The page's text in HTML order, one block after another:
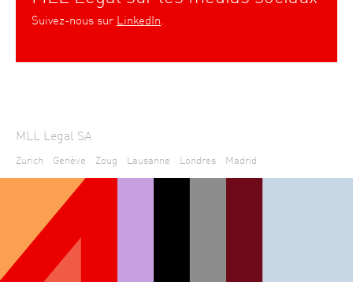
Suivez-nous sur LinkedIn.
MLL Legal SA
Zurich Genève Zoug Lausanne Londres Madrid